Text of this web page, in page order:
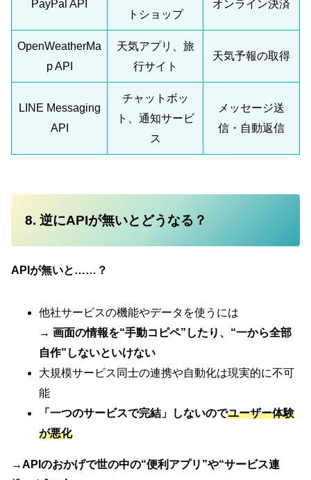
PayPal API
トショップ
オンライン決済
OpenWeatherMa
p API
天気アプリ、旅
行サイト
天気予報の取得
LINE Messaging
API
チャットボッ
ト、通知サービ
ス
メッセージ送
信・自動返信
8. 逆にAPIが無いとどうなる？
APIが無いと……？
他社サービスの機能やデータを使うには
→ 画面の情報を“手動コピペ”したり、“一から全部
自作”しないといけない
大規模サービス同士の連携や自動化は現実的に不可
能
「一つのサービスで完結」しないのでユーザー体験
が悪化
→APIのおかげで世の中の“便利アプリ”や“サービス連